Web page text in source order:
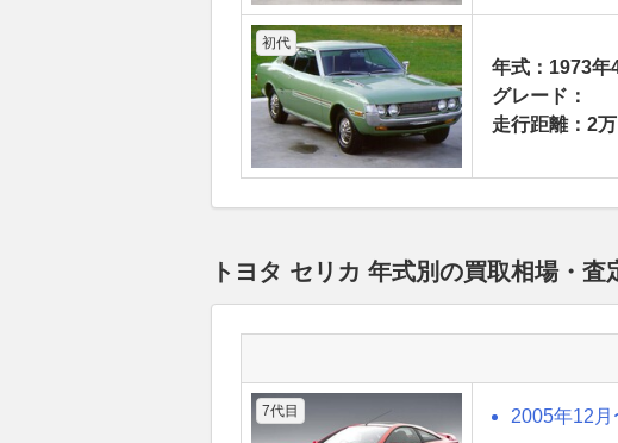
初代
年式：1973年
グレード：
走行距離：2
トヨタ セリカ 年式別の買取相場・査
7代目 2005年12月